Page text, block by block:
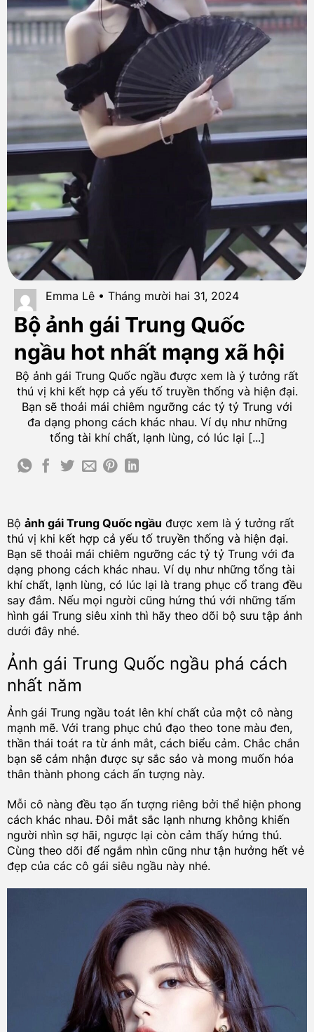
Emma Lê • Tháng mười hai 31, 2024
Bộ ảnh gái Trung Quốc
ngầu hot nhất mạng xã hội
Bộ ảnh gái Trung Quốc ngầu được xem là ý tưởng rất
thú vị khi kết hợp cả yếu tố truyền thống và hiện đại.
Bạn sẽ thoải mái chiêm ngưỡng các tỷ tỷ Trung với
đa dạng phong cách khác nhau. Ví dụ như những
tổng tài khí chất, lạnh lùng, có lúc lại [...]
Bộ ảnh gái Trung Quốc ngầu được xem là ý tưởng rất
thú vị khi kết hợp cả yếu tố truyền thống và hiện đại.
Bạn sẽ thoải mái chiêm ngưỡng các tỷ tỷ Trung với đa
dạng phong cách khác nhau. Ví dụ như những tổng tài
khí chất, lạnh lùng, có lúc lại là trang phục cổ trang đều
say đắm. Nếu mọi người cũng hứng thú với những tấm
hình gái Trung siêu xinh thì hãy theo dõi bộ sưu tập ảnh
dưới đây nhé.
Ảnh gái Trung Quốc ngầu phá cách
nhất năm
Ảnh gái Trung ngầu toát lên khí chất của một cô nàng
mạnh mẽ. Với trang phục chủ đạo theo tone màu đen,
thần thái toát ra từ ánh mắt, cách biểu cảm. Chắc chắn
bạn sẽ cảm nhận được sự sắc sảo và mong muốn hóa
thân thành phong cách ấn tượng này.
Mỗi cô nàng đều tạo ấn tượng riêng bởi thể hiện phong
cách khác nhau. Đôi mắt sắc lạnh nhưng không khiến
người nhìn sợ hãi, ngược lại còn cảm thấy hứng thú.
Cùng theo dõi để ngắm nhìn cũng như tận hưởng hết vẻ
đẹp của các cô gái siêu ngầu này nhé.